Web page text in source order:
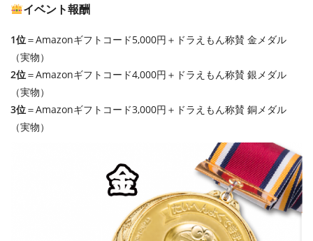
イベント報酬
1位＝Amazonギフトコード5,000円＋ドラえもん称賛 金メダル
（実物）
2位＝Amazonギフトコード4,000円＋ドラえもん称賛 銀メダル
（実物）
3位＝Amazonギフトコード3,000円＋ドラえもん称賛 銅メダル
（実物）